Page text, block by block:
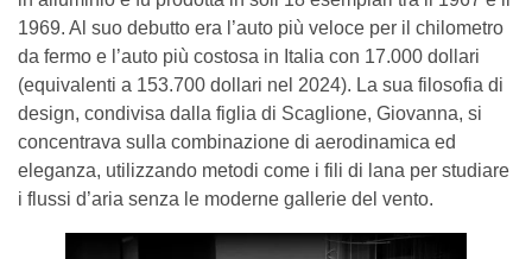
1969. Al suo debutto era l’auto più veloce per il chilometro
da fermo e l’auto più costosa in Italia con 17.000 dollari
(equivalenti a 153.700 dollari nel 2024). La sua filosofia di
design, condivisa dalla figlia di Scaglione, Giovanna, si
concentrava sulla combinazione di aerodinamica ed
eleganza, utilizzando metodi come i fili di lana per studiare
i flussi d’aria senza le moderne gallerie del vento.